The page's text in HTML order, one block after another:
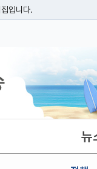
입니다.
용하고 있다면 아래 URL
뉴